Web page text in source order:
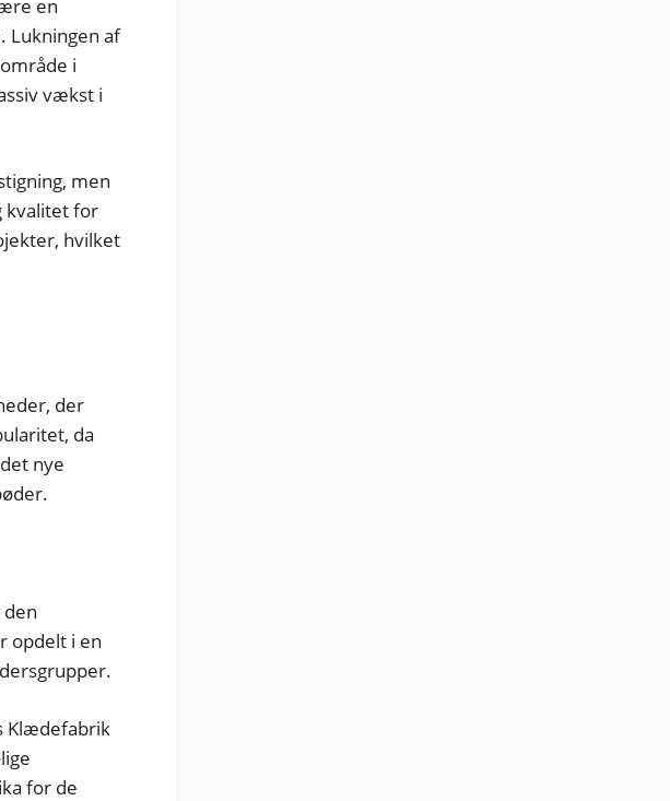
en
Lukningen af
i
vækst i
men
kvalitet for
hvilket
der
da
nye
opdelt i en
Klædefabrik
for de